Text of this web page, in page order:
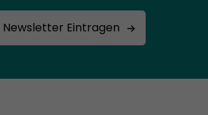
Newsletter Eintragen